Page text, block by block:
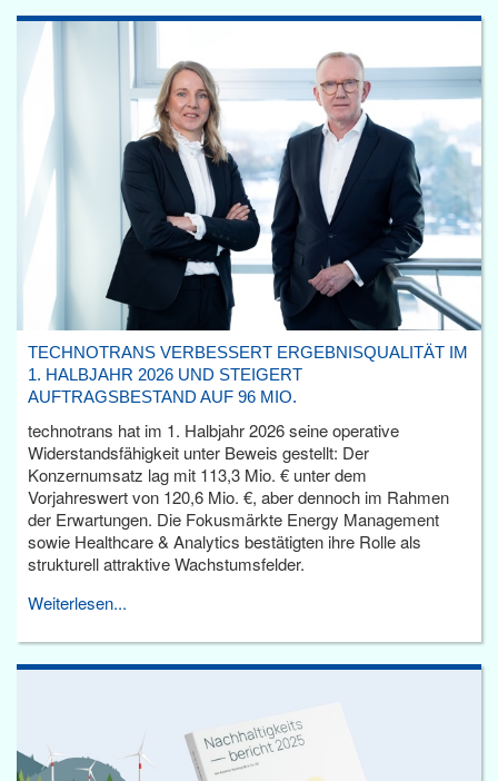
TECHNOTRANS VERBESSERT ERGEBNISQUALITÄT IM
1. HALBJAHR 2026 UND STEIGERT
AUFTRAGSBESTAND AUF 96 MIO.
technotrans hat im 1. Halbjahr 2026 seine operative
Widerstandsfähigkeit unter Beweis gestellt: Der
Konzernumsatz lag mit 113,3 Mio. € unter dem
Vorjahreswert von 120,6 Mio. €, aber dennoch im Rahmen
der Erwartungen. Die Fokusmärkte Energy Management
sowie Healthcare & Analytics bestätigten ihre Rolle als
strukturell attraktive Wachstumsfelder.
Weiterlesen...